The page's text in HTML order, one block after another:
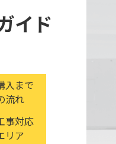
る場合、訂正や削除
イド
入まで
流れ
事対応
リア